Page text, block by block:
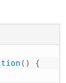
( )
{